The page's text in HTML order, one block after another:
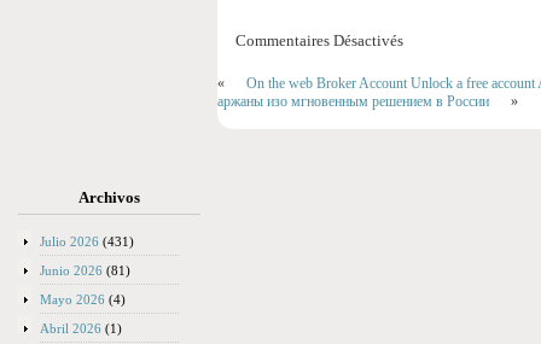
Commentaires Désactivés
«
On the web Broker Account Unlock a free
аржаны изо мгновенным решением в России
»
Archivos
Julio 2026 (431)
Junio 2026 (81)
Mayo 2026 (4)
Abril 2026 (1)